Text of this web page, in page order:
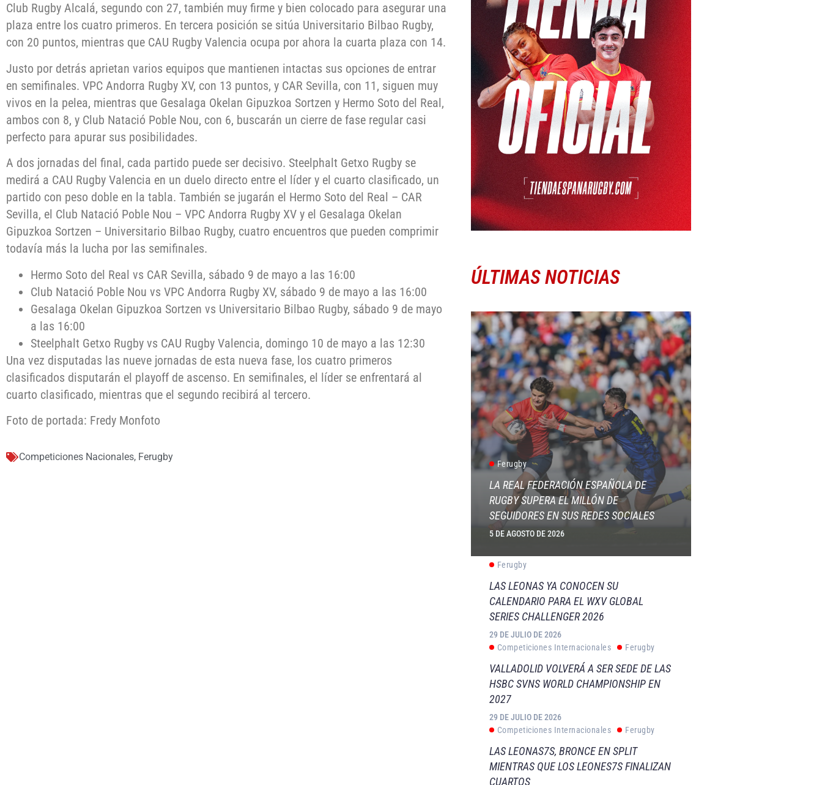
Club Rugby Alcalá, segundo con 27, también muy firme y bien colocado para asegurar una
plaza entre los cuatro primeros. En tercera posición se sitúa Universitario Bilbao Rugby,
con 20 puntos, mientras que CAU Rugby Valencia ocupa por ahora la cuarta plaza con 14.
Justo por detrás aprietan varios equipos que mantienen intactas sus opciones de entrar
en semifinales. VPC Andorra Rugby XV, con 13 puntos, y CAR Sevilla, con 11, siguen muy
vivos en la pelea, mientras que Gesalaga Okelan Gipuzkoa Sortzen y Hermo Soto del Real,
ambos con 8, y Club Natació Poble Nou, con 6, buscarán un cierre de fase regular casi
perfecto para apurar sus posibilidades.
A dos jornadas del final, cada partido puede ser decisivo. Steelphalt Getxo Rugby se
medirá a CAU Rugby Valencia en un duelo directo entre el líder y el cuarto clasificado, un
partido con peso doble en la tabla. También se jugarán el Hermo Soto del Real – CAR
Sevilla, el Club Natació Poble Nou – VPC Andorra Rugby XV y el Gesalaga Okelan
Gipuzkoa Sortzen – Universitario Bilbao Rugby, cuatro encuentros que pueden comprimir
todavía más la lucha por las semifinales.
Hermo Soto del Real vs CAR Sevilla, sábado 9 de mayo a las 16:00
Club Natació Poble Nou vs VPC Andorra Rugby XV, sábado 9 de mayo a las 16:00
Gesalaga Okelan Gipuzkoa Sortzen vs Universitario Bilbao Rugby, sábado 9 de mayo
a las 16:00
Steelphalt Getxo Rugby vs CAU Rugby Valencia, domingo 10 de mayo a las 12:30
Una vez disputadas las nueve jornadas de esta nueva fase, los cuatro primeros
clasificados disputarán el playoff de ascenso. En semifinales, el líder se enfrentará al
cuarto clasificado, mientras que el segundo recibirá al tercero.
Foto de portada: Fredy Monfoto
Competiciones Nacionales, Ferugby
ÚLTIMAS NOTICIAS
Ferugby
LA REAL FEDERACIÓN ESPAÑOLA DE
RUGBY SUPERA EL MILLÓN DE
SEGUIDORES EN SUS REDES SOCIALES
5 DE AGOSTO DE 2026
Ferugby
LAS LEONAS YA CONOCEN SU
CALENDARIO PARA EL WXV GLOBAL
SERIES CHALLENGER 2026
29 DE JULIO DE 2026
Competiciones Internacionales
Ferugby
VALLADOLID VOLVERÁ A SER SEDE DE LAS
HSBC SVNS WORLD CHAMPIONSHIP EN
2027
29 DE JULIO DE 2026
Competiciones Internacionales
Ferugby
LAS LEONAS7S, BRONCE EN SPLIT
MIENTRAS QUE LOS LEONES7S FINALIZAN
CUARTOS